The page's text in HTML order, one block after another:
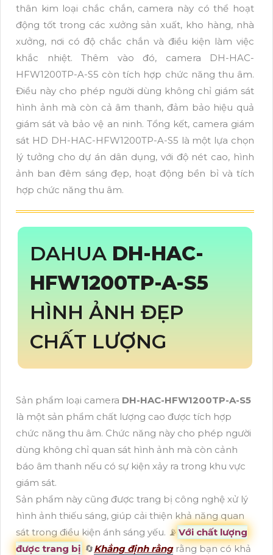
thân kim loại chắc chắn, camera này có thể hoạt
động tốt trong các xưởng sản xuất, kho hàng, nhà
xưởng, nơi có độ chắc chắn và điều kiện làm việc
khắc nhiệt. Thêm vào đó, camera DH-HAC-
HFW1200TP-A-S5 còn tích hợp chức năng thu âm.
Điều này cho phép người dùng không chỉ giám sát
hình ảnh mà còn cả âm thanh, đảm bảo hiệu quả
giám sát và bảo vệ an ninh. Tổng kết, camera giám
sát HD DH-HAC-HFW1200TP-A-S5 là một lựa chọn
lý tưởng cho dự án dân dụng, với độ nét cao, hình
ảnh ban đêm sáng đẹp, hoạt động bền bỉ và tích
hợp chức năng thu âm.
DAHUA DH-HAC-
HFW1200TP-A-S5
HÌNH ẢNH ĐẸP
CHẤT LƯỢNG
Sản phẩm loại camera DH-HAC-HFW1200TP-A-S5
là một sản phẩm chất lượng cao được tích hợp
chức năng thu âm. Chức năng này cho phép người
dùng không chỉ quan sát hình ảnh mà còn cảnh
báo âm thanh nếu có sự kiện xảy ra trong khu vực
giám sát.
Sản phẩm này cũng được trang bị công nghệ xử lý
hình ảnh thiếu sáng, giúp cải thiện khả năng quan
sát trong điều kiện ánh sáng yếu. 📡 Với chất lượng
được trang bị 🔄Khẳng định rằngrằng bạn có khả